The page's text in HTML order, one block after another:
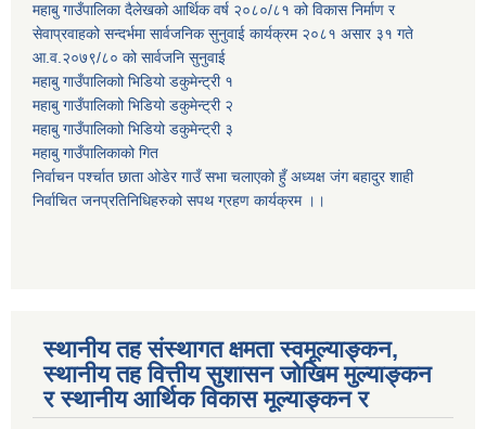
महाबु गाउँपालिका दैलेखको आर्थिक वर्ष २०८०/८१ को विकास निर्माण र
सेवाप्रवाहको सन्दर्भमा सार्वजनिक सुनुवाई कार्यक्रम २०८१ असार ३१ गते
आ.व.२०७९/८० को सार्वजनि सुनुवाई
महाबु गाउँपालिकाो भिडियो डकुमेन्ट्री १
महाबु गाउँपालिकाो भिडियो डकुमेन्ट्री २
महाबु गाउँपालिकाो भिडियो डकुमेन्ट्री ३
महाबु गाउँपालिकाको गित
निर्वाचन पर्श्चात छाता ओडेर गाउँ सभा चलाएको हुँ अध्यक्ष जंग बहादुर शाही
निर्वाचित जनप्रतिनिधिहरुको सपथ ग्रहण कार्यक्रम ।।
स्थानीय तह संस्थागत क्षमता स्वमूल्याङ्कन,
स्थानीय तह वित्तीय सुशासन जोखिम मुल्याङ्कन
र स्थानीय आर्थिक विकास मूल्याङ्कन र